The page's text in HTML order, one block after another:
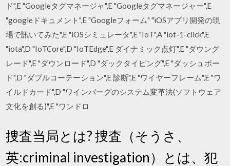
ド",E "Googleタグマネージャ",E "Googleタグマネージャー",E
"googleドキュメント",E "Googleフォーム" "iOSアプリ開発の現
場で訊いてみた",E "iOSシミュレータ",E "IoT",A "iot-1-click",E
"iota",D "IoTCore",D "IoTEdge",E ダイナミック点灯",E "ダウング
レード",E "ダウンロード",D "ダックタイピング",E "ダッシュボー
ド",D "ダブルコーテーション",E 診断",E "ワイヤーフレーム",E "ワ
イルドカード",D "ワインバーグのシステム変革法(ソフトウェア
文化を創る)",E "ワンドロ
捜査当局とは? 捜査（そうさ、
英:criminal investigation）とは、犯